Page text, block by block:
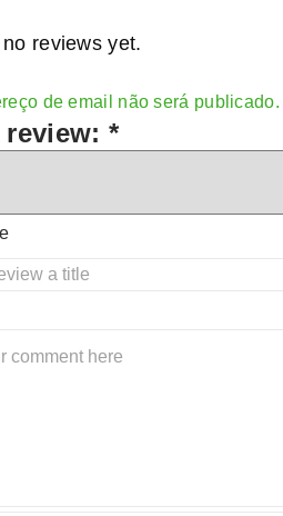
reviews yet.
de email não será publicado.
*